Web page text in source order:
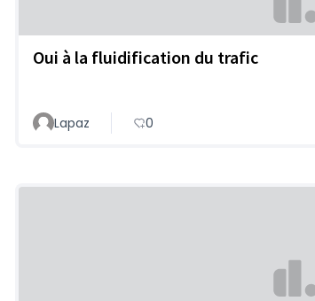
Oui à la fluidification du trafic
Lapaz 0